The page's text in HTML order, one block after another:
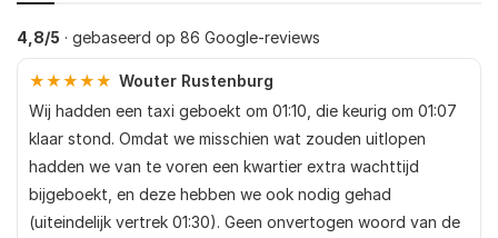
4,8/5 · gebaseerd op 86 Google-reviews
★★★★★ Wouter Rustenburg
Wij hadden een taxi geboekt om 01:10, die keurig om 01:07
klaar stond. Omdat we misschien wat zouden uitlopen
hadden we van te voren een kwartier extra wachttijd
bijgeboekt, en deze hebben we ook nodig gehad
(uiteindelijk vertrek 01:30). Geen onvertogen woord van de